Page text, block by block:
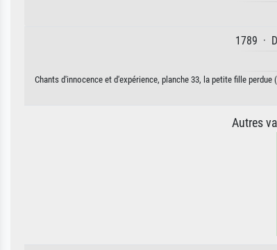
1789 ·
Chants d'innocence et d'expérience, planche 33, la petite fille
Autres